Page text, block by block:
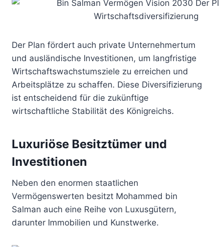
Der Plan fördert auch private Unternehmertum
und ausländische Investitionen, um langfristige
Wirtschaftswachstumsziele zu erreichen und
Arbeitsplätze zu schaffen. Diese Diversifizierung
ist entscheidend für die zukünftige
wirtschaftliche Stabilität des Königreichs.
Luxuriöse Besitztümer und
Investitionen
Neben den enormen staatlichen
Vermögenswerten besitzt Mohammed bin
Salman auch eine Reihe von Luxusgütern,
darunter Immobilien und Kunstwerke.